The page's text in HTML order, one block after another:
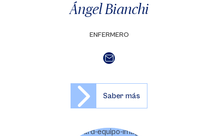
Ángel Bianchi
ENFERMERO
Saber más